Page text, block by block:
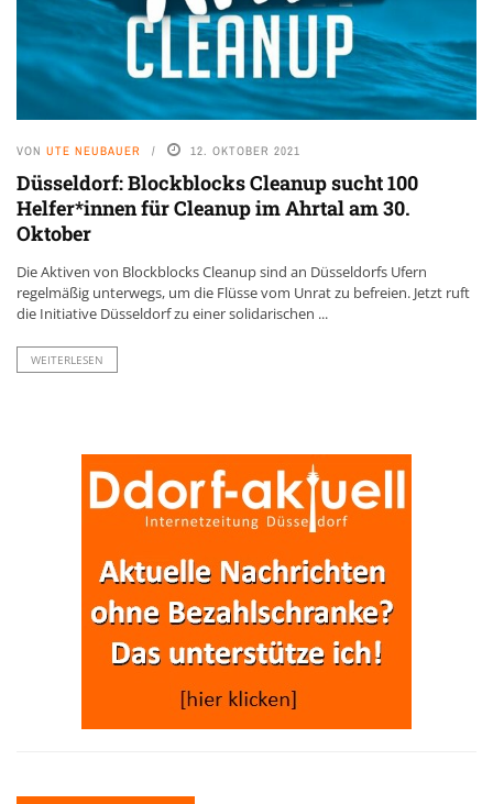
VON UTE NEUBAUER 12. OKTOBER 2021
Düsseldorf: Blockblocks Cleanup sucht 100
Helfer*innen für Cleanup im Ahrtal am 30.
Oktober
Die Aktiven von Blockblocks Cleanup sind an Düsseldorfs Ufern
regelmäßig unterwegs, um die Flüsse vom Unrat zu befreien. Jetzt ruft
die Initiative Düsseldorf zu einer solidarischen ...
WEITERLESEN